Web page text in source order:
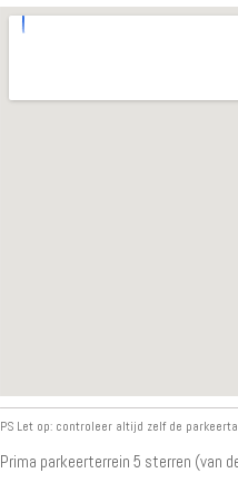
PS Let op: controleer altijd zelf de
Prima parkeerterrein 5 sterren (van